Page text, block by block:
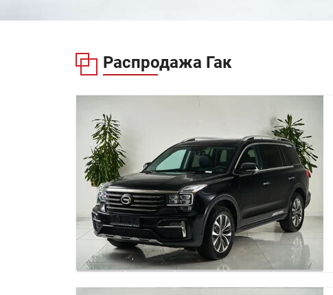
Подушки безопасности заднего стекла
Сиденья второго ряда с креплениями для
Система экстренного реагирования «Эра-
Глонасс»
Система мониторинга давления воздуха в
шинах (TPMS)
Система предупреждения при открывании
двери (DOW)
Комплект для ремонта шин
Интеллектуальная система бесключевого
доступа и запуска двигателя
Двойные сдвижные двери с электроприводом
Дверь багажного отделения с
электроприводом и индукционным
переключателем
Распродажа Гак